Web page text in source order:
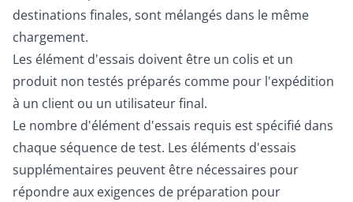
destinations finales, sont mélangés dans le même
chargement.
Les élément d'essais doivent être un colis et un
produit non testés préparés comme pour l'expédition
à un client ou un utilisateur final.
Le nombre d'élément d'essais requis est spécifié dans
chaque séquence de test. Les éléments d'essais
supplémentaires peuvent être nécessaires pour
répondre aux exigences de préparation pour